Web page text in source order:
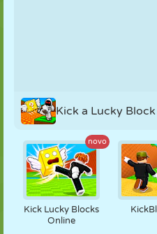
Kick a Lucky Block
novo
Kick Lucky Blocks
Online